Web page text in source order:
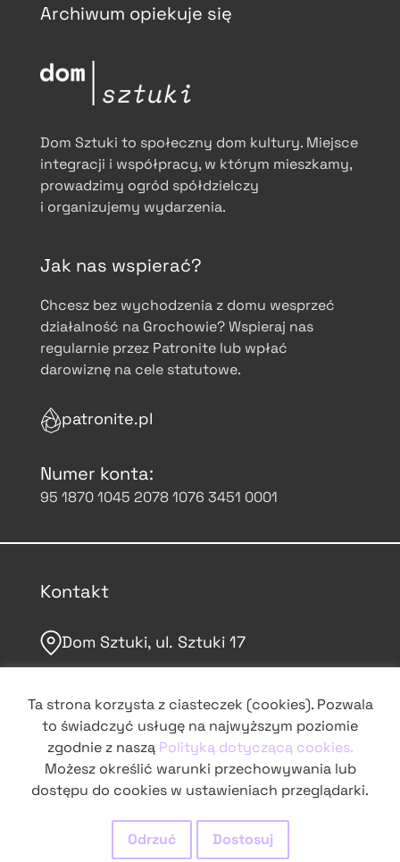
Archiwum opiekuje się
Dom Sztuki to społeczny dom kultury. Miejsce
integracji i współpracy, w którym mieszkamy,
prowadzimy ogród spółdzielczy
i organizujemy wydarzenia.
Jak nas wspierać?
Chcesz bez wychodzenia z domu wesprzeć
działalność na Grochowie? Wspieraj nas
regularnie przez Patronite lub wpłać
darowiznę na cele statutowe.
patronite.pl
Numer konta:
95 1870 1045 2078 1076 3451 0001
Kontakt
Dom Sztuki, ul. Sztuki 17
domsztuki.org
grochowskie@domsztuki.org
śledź nas na Instagramie
obserwuj na Facebooku
Ta strona korzysta z ciasteczek (cookies). Pozwala
to świadczyć usługę na najwyższym poziomie
zgodnie z naszą Polityką dotyczącą cookies.
Możesz określić warunki przechowywania lub
dostępu do cookies w ustawieniach przeglądarki.
Odrzuć Dostosuj